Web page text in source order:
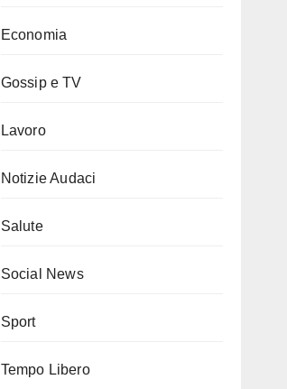
Economia
Gossip e TV
Lavoro
Notizie Audaci
Salute
Social News
Sport
Tempo Libero